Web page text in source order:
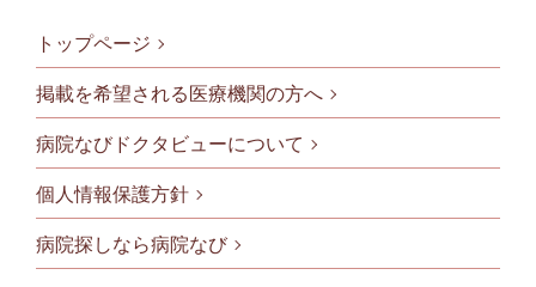
フッタメニ
トップページ
掲載を希望される医療機関の方へ
病院なびドクタビューについて
個人情報保護方針
病院探しなら病院なび